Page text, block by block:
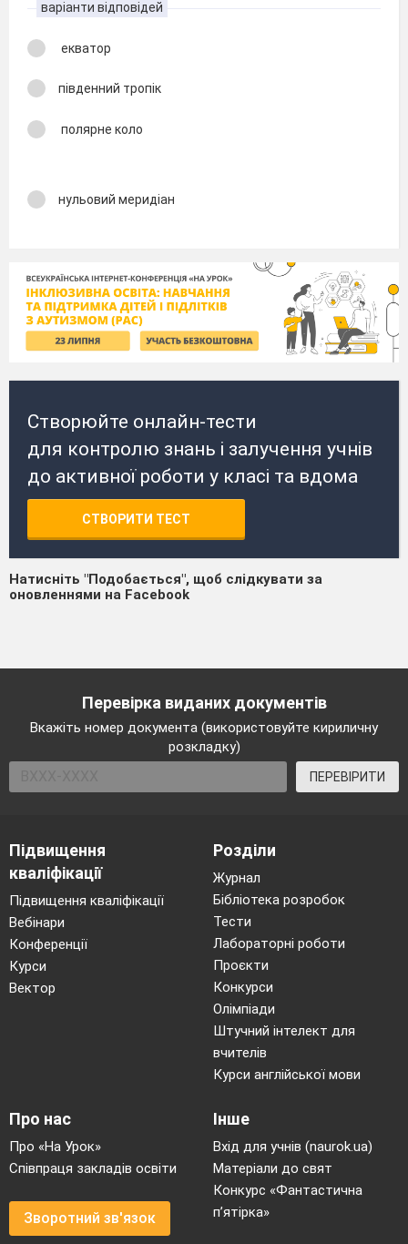
варіанти відповідей
екватор
південний тропік
полярне коло
нульовий меридіан
Створюйте онлайн-тести
для контролю знань і залучення учнів
до активної роботи у класі та вдома
СТВОРИТИ ТЕСТ
Натисніть "Подобається", щоб слідкувати за
оновленнями на Facebook
Перевірка виданих документів
Вкажіть номер документа (використовуйте кириличну
розкладку)
ПЕРЕВІРИТИ
Підвищення
кваліфікації
Підвищення кваліфікації
Вебінари
Конференції
Курси
Вектор
Розділи
Журнал
Бібліотека розробок
Тести
Лабораторні роботи
Проєкти
Конкурси
Олімпіади
Штучний інтелект для
вчителів
Курси англійської мови
Про нас
Про «На Урок»
Співпраця закладів освіти
Зворотний зв'язок
Інше
Вхід для учнів (naurok.ua)
Матеріали до свят
Конкурс «Фантастична
п’ятірка»